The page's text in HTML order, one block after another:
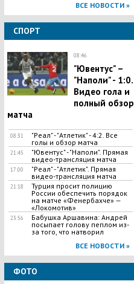
ВСЕ НОВОСТИ »
СПОРТ
08:46
"Ювентус" –
"Наполи" - 1:0.
Видео гола и
полный обзор
матча
08:31
"Реал" - "Атлетик" - 4:2. Все
голы и обзор матча
21:45
"Ювентус" - "Наполи". Прямая
видео-трансляция матча
17:00
"Реал" - "Атлетик". Прямая
видео-трансляция матча
21:18
Турция просит полицию
России обеспечить порядок
на матче «Фенербахче» —
«Локомотив»
23:56
Бабушка Аршавина: Андрей
посыпает голову пеплом из-
за того, что натворил
ВСЕ НОВОСТИ »
ФОТО